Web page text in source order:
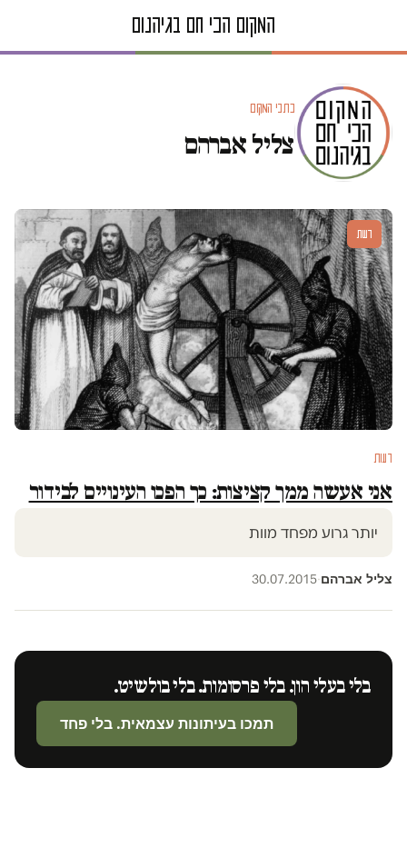
כתבי המקום
צליל אברהם
דעות
דעות
אני אעשה ממך קציצות: כך הפכו העינויים לבידור
יותר גרוע מפחד מוות
צליל אברהם·
30.07.2015
בלי בעלי הון. בלי פרסומות. בלי בולשיט.
תמכו בעיתונות עצמאית. בלי פחד